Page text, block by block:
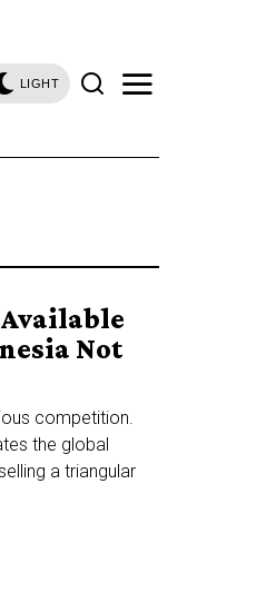
LIGHT
Not
competition.
the global
a triangular